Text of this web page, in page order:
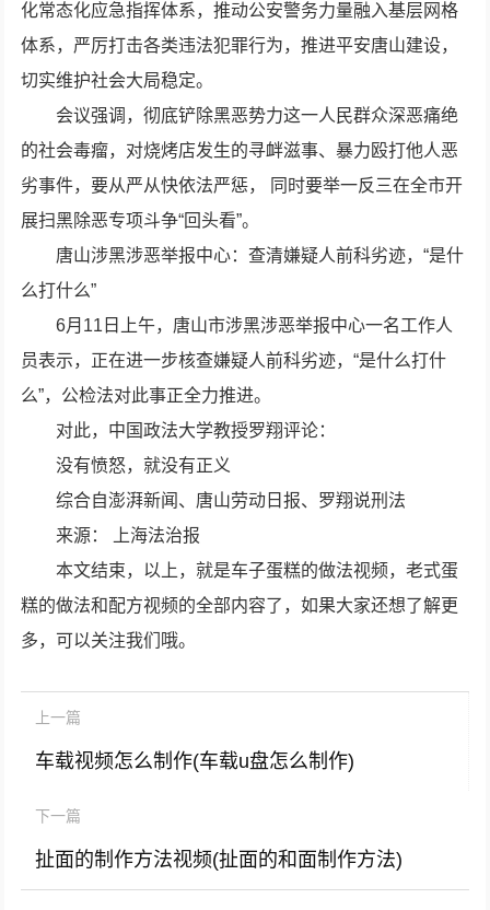
化常态化应急指挥体系，推动公安警务力量融入基层网格
体系，严厉打击各类违法犯罪行为，推进平安唐山建设，
切实维护社会大局稳定。
会议强调，彻底铲除黑恶势力这一人民群众深恶痛绝
的社会毒瘤，对烧烤店发生的寻衅滋事、暴力殴打他人恶
劣事件，要从严从快依法严惩， 同时要举一反三在全市开
展扫黑除恶专项斗争“回头看”。
唐山涉黑涉恶举报中心：查清嫌疑人前科劣迹，“是什
么打什么”
6月11日上午，唐山市涉黑涉恶举报中心一名工作人
员表示，正在进一步核查嫌疑人前科劣迹，“是什么打什
么”，公检法对此事正全力推进。
对此，中国政法大学教授罗翔评论：
没有愤怒，就没有正义
综合自澎湃新闻、唐山劳动日报、罗翔说刑法
来源： 上海法治报
本文结束，以上，就是车子蛋糕的做法视频，老式蛋
糕的做法和配方视频的全部内容了，如果大家还想了解更
多，可以关注我们哦。
上一篇
车载视频怎么制作(车载u盘怎么制作)
下一篇
扯面的制作方法视频(扯面的和面制作方法)